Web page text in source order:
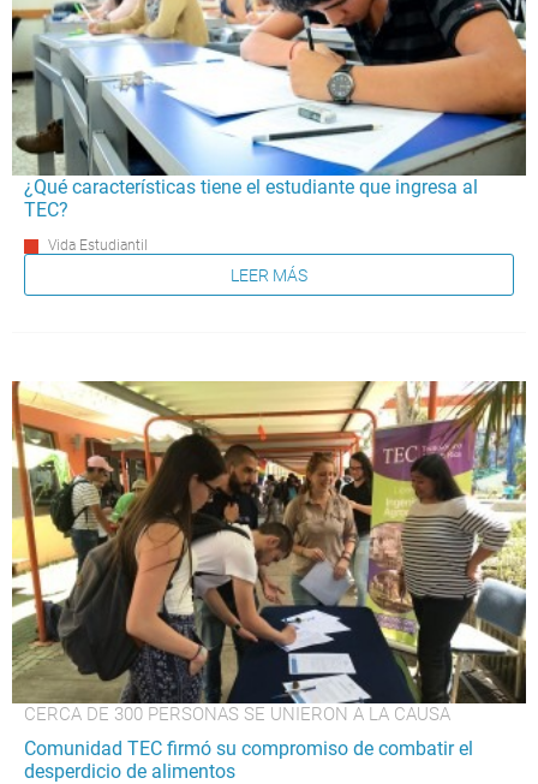
¿Qué características tiene el estudiante que ingresa al
TEC?
Vida Estudiantil
LEER MÁS
CERCA DE 300 PERSONAS SE UNIERON A LA CAUSA
Comunidad TEC firmó su compromiso de combatir el
desperdicio de alimentos